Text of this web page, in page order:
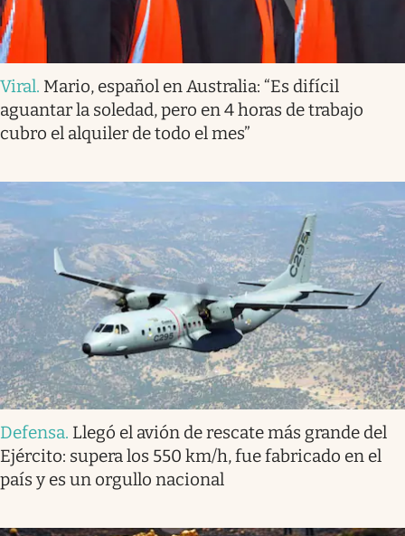
Viral. Mario, español en Australia: “Es difícil
aguantar la soledad, pero en 4 horas de trabajo
cubro el alquiler de todo el mes”
Defensa. Llegó el avión de rescate más grande del
Ejército: supera los 550 km/h, fue fabricado en el
país y es un orgullo nacional